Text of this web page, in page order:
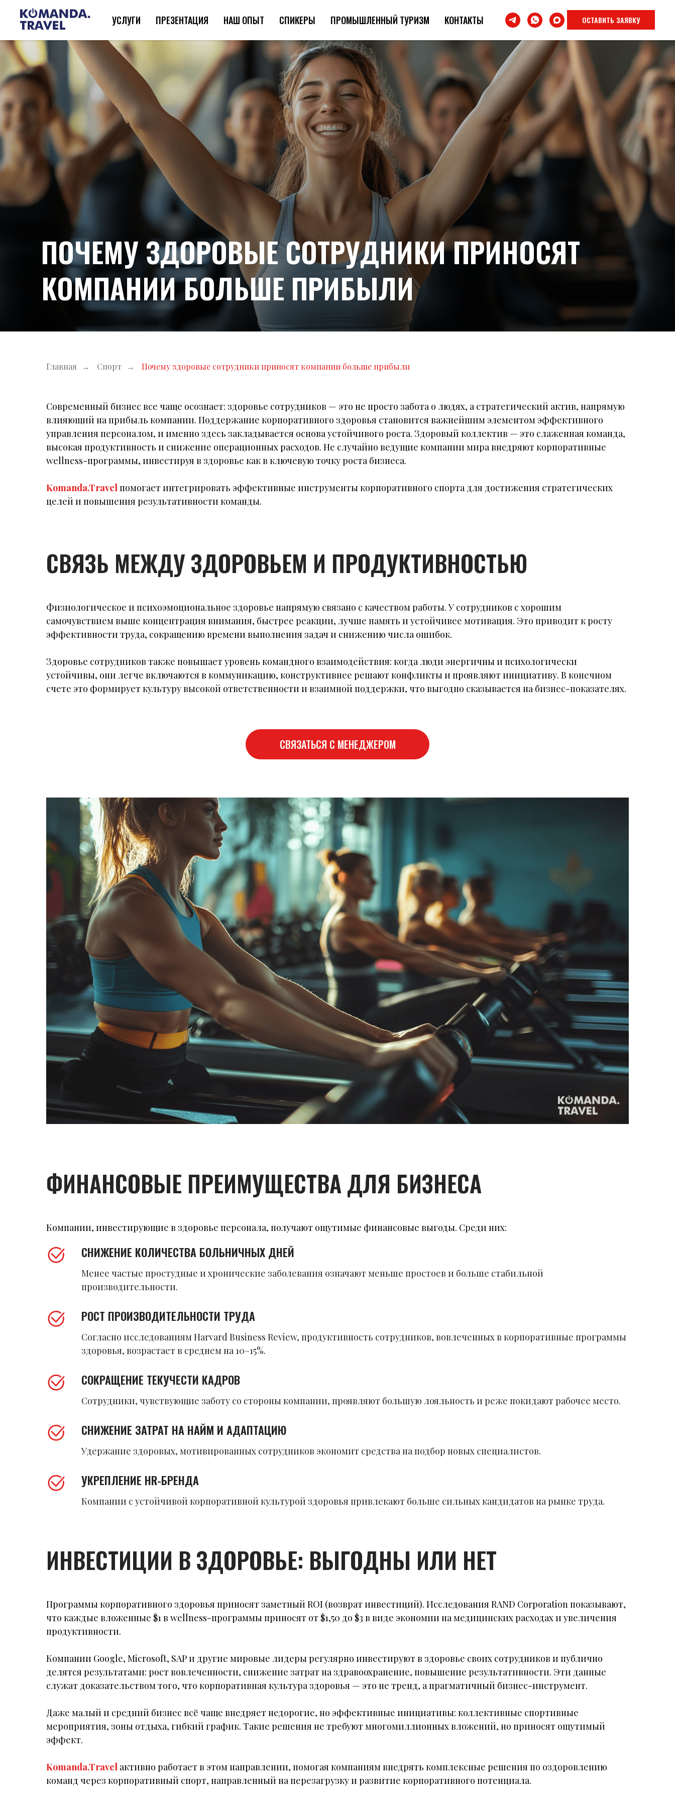
УСЛУГИ ПРЕЗЕНТАЦИЯ НАШ ОПЫТ СПИКЕРЫ ПРОМЫШЛЕННЫЙ ТУРИЗМ КОНТАКТЫ ОСТАВИТЬ ЗАЯВКУ
ПОЧЕМУ ЗДОРОВЫЕ СОТРУДНИКИ ПРИНОСЯТ
КОМПАНИИ БОЛЬШЕ ПРИБЫЛИ
Главная → Спорт → Почему здоровые сотрудники приносят компании больше прибыли
Современный бизнес все чаще осознает: здоровье сотрудников — это не просто забота о людях, а стратегический актив, напрямую
влияющий на прибыль компании. Поддержание корпоративного здоровья становится важнейшим элементом эффективного
управления персоналом, и именно здесь закладывается основа устойчивого роста. Здоровый коллектив — это слаженная команда,
высокая продуктивность и снижение операционных расходов. Не случайно ведущие компании мира внедряют корпоративные
wellness-программы, инвестируя в здоровье как в ключевую точку роста бизнеса.
Komanda.Travelпомогает интегрировать эффективные инструменты корпоративного спорта для достижения стратегических
целей и повышения результативности команды.
СВЯЗЬ МЕЖДУ ЗДОРОВЬЕМ И ПРОДУКТИВНОСТЬЮ
Физиологическое и психоэмоциональное здоровье напрямую связано с качеством работы. У сотрудников с хорошим
самочувствием выше концентрация внимания, быстрее реакции, лучше память и устойчивее мотивация. Это приводит к росту
эффективности труда, сокращению времени выполнения задач и снижению числа ошибок.
Здоровье сотрудников также повышает уровень командного взаимодействия: когда люди энергичны и психологически
устойчивы, они легче включаются в коммуникацию, конструктивнее решают конфликты и проявляют инициативу. В конечном
счете это формирует культуру высокой ответственности и взаимной поддержки, что выгодно сказывается на бизнес-показателях.
СВЯЗАТЬСЯ С МЕНЕДЖЕРОМ
ФИНАНСОВЫЕ ПРЕИМУЩЕСТВА ДЛЯ БИЗНЕСА
Компании, инвестирующие в здоровье персонала, получают ощутимые финансовые выгоды. Среди них:
СНИЖЕНИЕ КОЛИЧЕСТВА БОЛЬНИЧНЫХ ДНЕЙ
Менее частые простудные и хронические заболевания означают меньше простоев и больше стабильной
производительности.
РОСТ ПРОИЗВОДИТЕЛЬНОСТИ ТРУДА
Согласно исследованиям Harvard Business Review, продуктивность сотрудников, вовлеченных в корпоративные программы
здоровья, возрастает в среднем на 10–15%.
СОКРАЩЕНИЕ ТЕКУЧЕСТИ КАДРОВ
Сотрудники, чувствующие заботу со стороны компании, проявляют большую лояльность и реже покидают рабочее место.
СНИЖЕНИЕ ЗАТРАТ НА НАЙМ И АДАПТАЦИЮ
Удержание здоровых, мотивированных сотрудников экономит средства на подбор новых специалистов.
УКРЕПЛЕНИЕ HR-БРЕНДА
Компании с устойчивой корпоративной культурой здоровья привлекают больше сильных кандидатов на рынке труда.
ИНВЕСТИЦИИ В ЗДОРОВЬЕ: ВЫГОДНЫ ИЛИ НЕТ
Программы корпоративного здоровья приносят заметный ROI (возврат инвестиций). Исследования RAND Corporation показывают,
что каждые вложенные $1 в wellness-программы приносят от $1,50 до $3 в виде экономии на медицинских расходах и увеличения
продуктивности.
Компании Google, Microsoft, SAP и другие мировые лидеры регулярно инвестируют в здоровье своих сотрудников и публично
делятся результатами: рост вовлеченности, снижение затрат на здравоохранение, повышение результативности. Эти данные
служат доказательством того, что корпоративная культура здоровья — это не тренд, а прагматичный бизнес-инструмент.
Даже малый и средний бизнес всё чаще внедряет недорогие, но эффективные инициативы: коллективные спортивные
мероприятия, зоны отдыха, гибкий график. Такие решения не требуют многомиллионных вложений, но приносят ощутимый
эффект.
Komanda.Travel активно работает в этом направлении, помогая компаниям внедрять комплексные решения по оздоровлению
команд через корпоративный спорт, направленный на перезагрузку и развитие корпоративного потенциала.